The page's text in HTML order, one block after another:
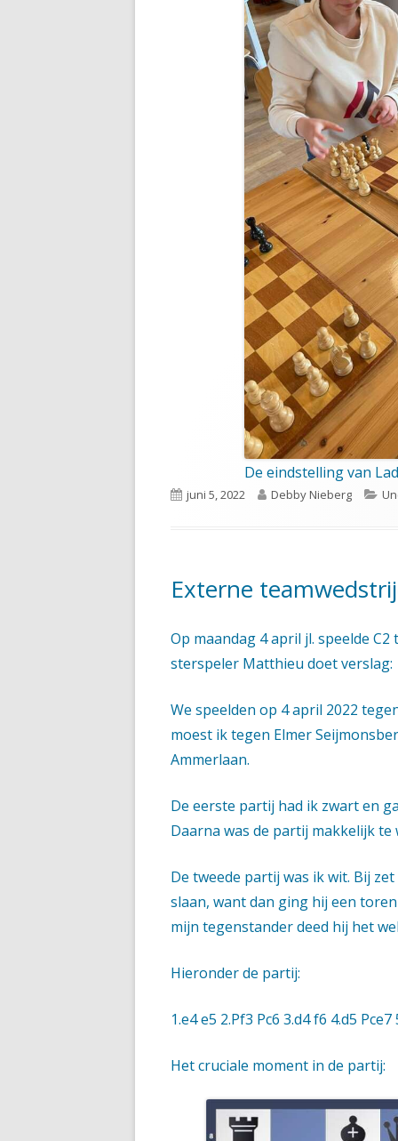
De eindstelling van
Gepubliceerd
juni 5, 2022 Auteur
Debby Nieberg
Externe
Op maandag 4 april jl. speelde
sterspeler Matthieu doet verslag:
We speelden op 4 april 2022
moest ik tegen Elmer
Ammerlaan.
De eerste partij had ik zwart en
Daarna was de partij makkelijk te
De tweede partij was ik wit. Bij
slaan, want dan ging hij een
mijn tegenstander deed hij het
Hieronder de partij:
1.e4 e5 2.Pf3 Pc6 3.d4 f6 4.d5
Het cruciale moment in de partij: